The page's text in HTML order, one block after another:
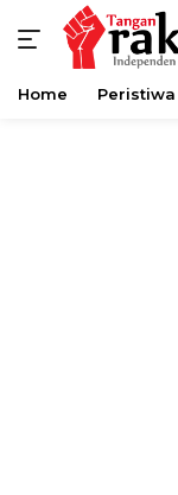
Langsung
Home Peristiwa